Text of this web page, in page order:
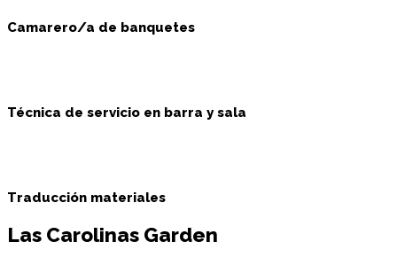
Camarero/a de banquetes
Técnica de servicio en barra y sala
Traducción materiales
Las Carolinas Garden